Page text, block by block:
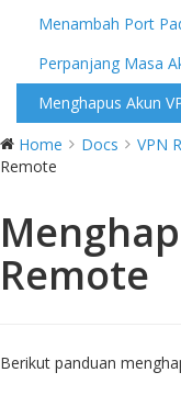
Menambah Port
Perpanjang Masa
Menghapus Akun
Home
Docs VPN
Remote
Remote
Berikut panduan